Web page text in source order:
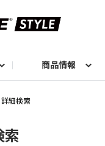
TORQUIZ【投票企画】
商品情報
ス
ォト
詳細検索